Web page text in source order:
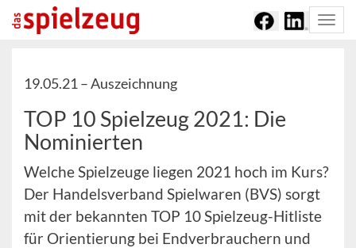
19.05.21 –Auszeichnung
TOP 10 Spielzeug 2021: Die
Nominierten
Welche Spielzeuge liegen 2021 hoch im Kurs?
Der Handelsverband Spielwaren (BVS) sorgt
mit der bekannten TOP 10 Spielzeug-Hitliste
für Orientierung bei Endverbrauchern und